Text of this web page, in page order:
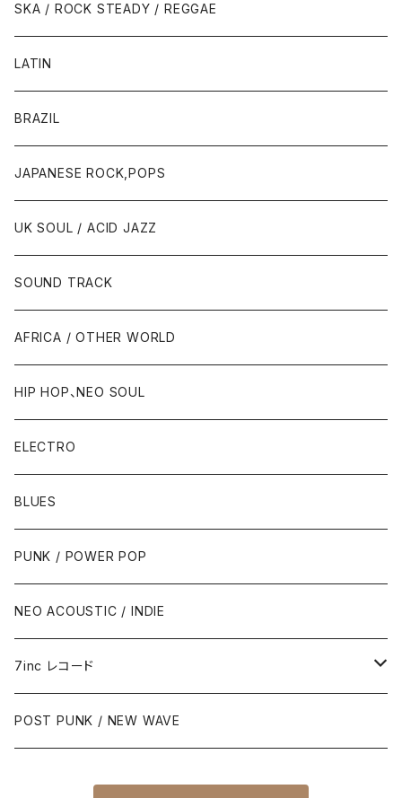
SKA / ROCK STEADY / REGGAE
LATIN
BRAZIL
JAPANESE ROCK,POPS
UK SOUL / ACID JAZZ
SOUND TRACK
AFRICA / OTHER WORLD
HIP HOP、NEO SOUL
ELECTRO
BLUES
PUNK / POWER POP
NEO ACOUSTIC / INDIE
7inc レコード
PUNK / 2TONE
POST PUNK / NEW WAVE